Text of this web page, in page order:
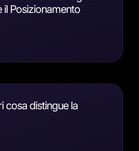
il Posizionamento
cosa distingue la